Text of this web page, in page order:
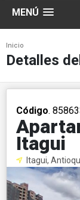
MENÚ
Inicio
Detalles
Código.
Itagui
Itagui,